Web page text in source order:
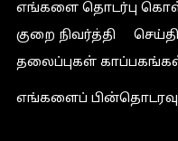
எங்களை தொடர்பு
குறை நிவர்த்தி
செய்தி
தலைப்புகள்
எங்களைப்